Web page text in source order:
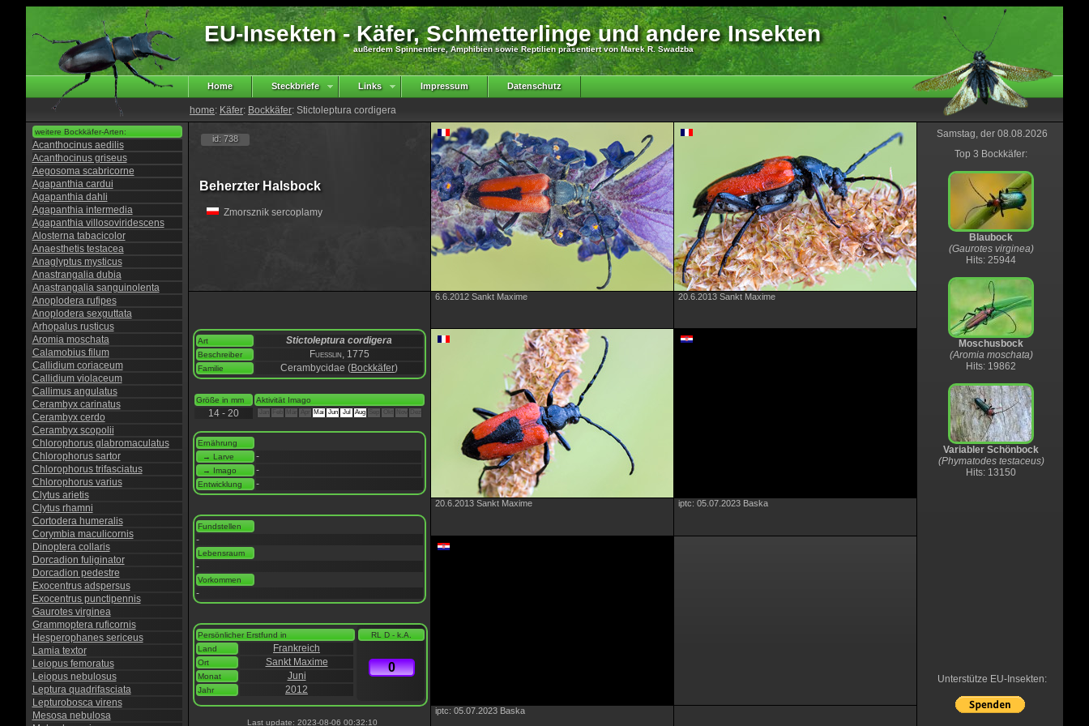
EU-Insekten - Käfer, Schmetterlinge und andere Insekten
außerdem Spinnentiere, Amphibien sowie Reptilien präsentiert von Marek R. Swadzba
Home Steckbriefe Links Impressum Datenschutz
home: Käfer: Bockkäfer: Stictoleptura cordigera
weitere Bockkäfer-Arten:
Acanthocinus aedilis
Acanthocinus griseus
Aegosoma scabricorne
Agapanthia cardui
Agapanthia dahli
Agapanthia intermedia
Agapanthia villosoviridescens
Alosterna tabacicolor
Anaesthetis testacea
Anaglyptus mysticus
Anastrangalia dubia
Anastrangalia sanguinolenta
Anoplodera rufipes
Anoplodera sexguttata
Arhopalus rusticus
Aromia moschata
Calamobius filum
Callidium coriaceum
Callidium violaceum
Callimus angulatus
Cerambyx carinatus
Cerambyx cerdo
Cerambyx scopolii
Chlorophorus glabromaculatus
Chlorophorus sartor
Chlorophorus trifasciatus
Chlorophorus varius
Clytus arietis
Clytus rhamni
Cortodera humeralis
Corymbia maculicornis
Dinoptera collaris
Dorcadion fuliginator
Dorcadion pedestre
Exocentrus adspersus
Exocentrus punctipennis
Gaurotes virginea
Grammoptera ruficornis
Hesperophanes sericeus
Lamia textor
Leiopus femoratus
Leiopus nebulosus
Leptura quadrifasciata
Lepturobosca virens
Mesosa nebulosa
id: 738
Beherzter Halsbock
Zmorsznik sercoplamy
Art Stictoleptura cordigera
Beschreiber Fuesslin, 1775
Familie Cerambycidae (Bockkäfer)
Größe in mm Aktivität Imago
14 - 20 Apr Mai Jun Jul Aug
Ernährung
→ Larve
-
→ Imago -
Entwicklung -
Fundstellen
-
Lebensraum
-
Vorkommen
-
Persönlicher Erstfund in
Land
Frankreich
Ort Sankt Maxime
Monat Juni
Jahr 2012
RL D - k.A.
0
Last update: 2023-08-06 00:32:10
6.6.2012 Sankt Maxime
20.6.2013 Sankt Maxime
iptc: 05.07.2023 Baska
20.6.2013 Sankt Maxime
iptc: 05.07.2023 Baska
Samstag, der 08.08.2026
Top 3 Bockkäfer:
Blaubock
(Gaurotes virginea)
Hits: 25944
Moschusbock
(Aromia moschata)
Hits: 19862
Variabler Schönbock
(Phymatodes testaceus)
Hits: 13150
Unterstütze EU-Insekten: